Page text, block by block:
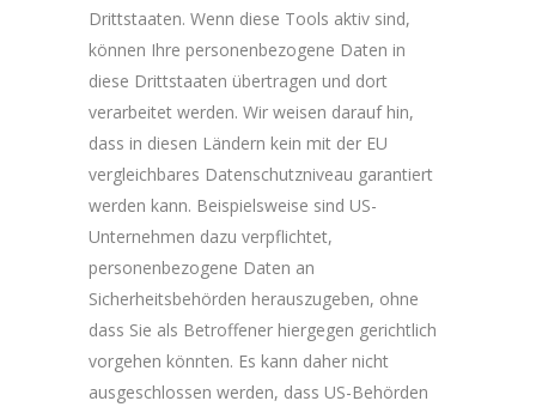
Drittstaaten. Wenn diese Tools aktiv sind,
können Ihre personenbezogene Daten in
diese Drittstaaten übertragen und dort
verarbeitet werden. Wir weisen darauf hin,
dass in diesen Ländern kein mit der EU
vergleichbares Datenschutzniveau garantiert
werden kann. Beispielsweise sind US-
Unternehmen dazu verpflichtet,
personenbezogene Daten an
Sicherheitsbehörden herauszugeben, ohne
dass Sie als Betroffener hiergegen gerichtlich
vorgehen könnten. Es kann daher nicht
ausgeschlossen werden, dass US-Behörden